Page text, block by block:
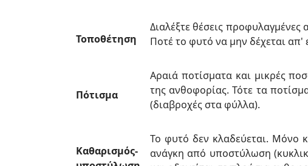
Τοποθέτηση
Διαλέξτε θέσεις
Ποτέ το φυτό να µην δέχεται απ'
Πότισμα
Αραιά ποτίσµατα και µικρές
της ανθοφορίας. Τότε τα
(διαβροχές στα φύλλα).
Καθαρισμός-
Το φυτό δεν κλαδεύεται. Μόνο
ανάγκη από υποστύλωση